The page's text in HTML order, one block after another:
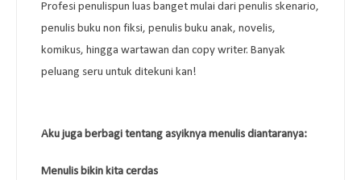
Profesi penulispun luas banget mulai dari penulis skenario,
penulis buku non fiksi, penulis buku anak, novelis,
komikus, hingga wartawan dan copy writer. Banyak
peluang seru untuk ditekuni kan!
Aku juga berbagi tentang asyiknya menulis diantaranya:
Menulis bikin kita cerdas